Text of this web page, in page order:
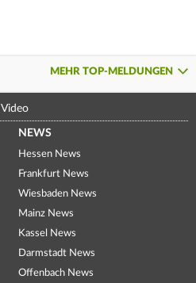
MEHR TOP-MELDUNGEN
Video
NEWS
Hessen News
Frankfurt News
Wiesbaden News
Mainz News
Kassel News
Darmstadt News
Offenbach News